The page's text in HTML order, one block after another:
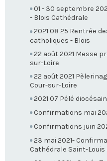
01 - 30 septembre
- Blois Cathédrale
2021 08 25 Rentrée
catholiques - Blois
22 août 2021 Messe
sur-Loire
22 août 2021
Cour-sur-Loire
2021 07 Pélé
Confirmations mai
Confirmations juin
23 mai 2021-
Cathédrale Saint-Louis